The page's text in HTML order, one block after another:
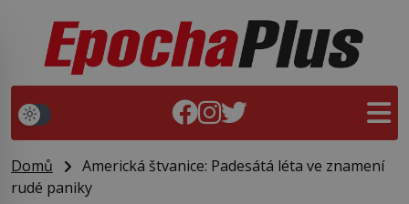
Domů
Americká štvanice: Padesátá léta ve znamení
rudé paniky